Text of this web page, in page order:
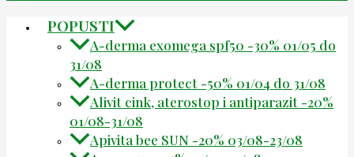
POPUSTI
A-derma exomega spf50 -30% 01/05 do
31/08
A-derma protect -50% 01/04 do 31/08
Alivit cink, aterostop i antiparazit -20%
01/08-31/08
Apivita bee SUN -20% 03/08-23/08